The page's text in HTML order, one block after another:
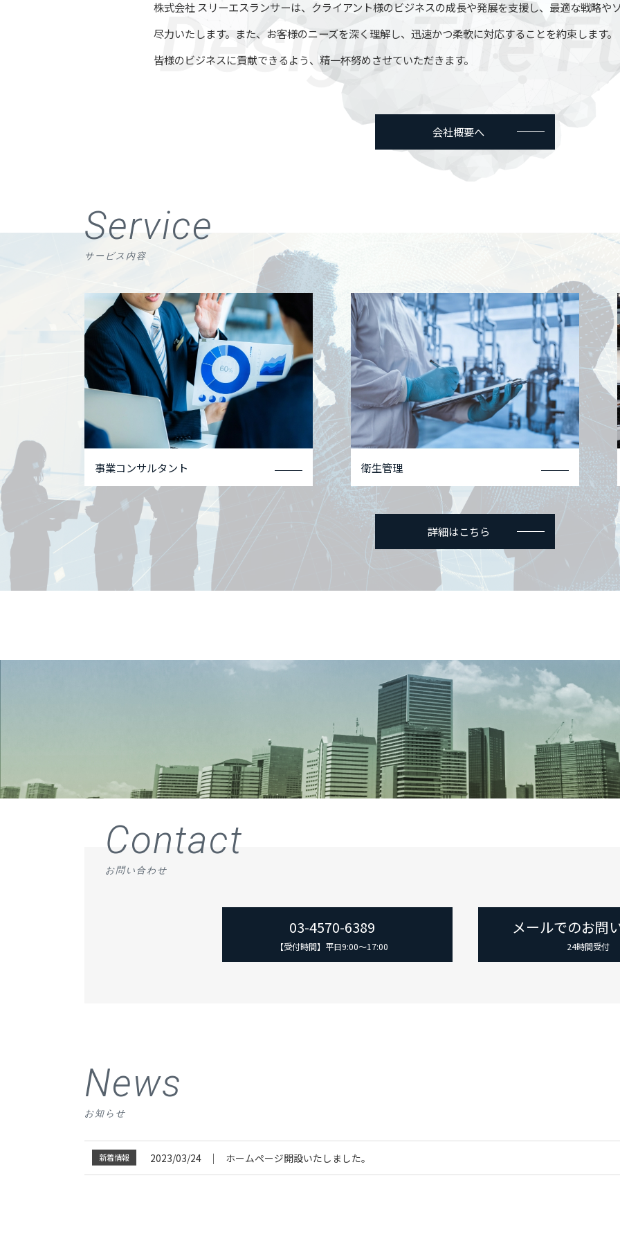
株式会社 スリーエスランサーは、クライアント様のビジネスの成長や発展を支援し、最適な戦略や
尽力いたします。また、お客様のニーズを深く理解し、迅速かつ柔軟に対応することを約束します。
皆様のビジネスに貢献できるよう、精一杯努めさせていただきます。
会社概要へ
Service
サービス内容
事業コンサルタント 衛生管理
詳細はこちら
Contact
お問い合わせ
03-4570-6389
【受付時間】平日9:00～17:00
メールでのお問
24時間受付
News
お知らせ
新着情報 2023/03/24 │ ホームページ開設いたしました。